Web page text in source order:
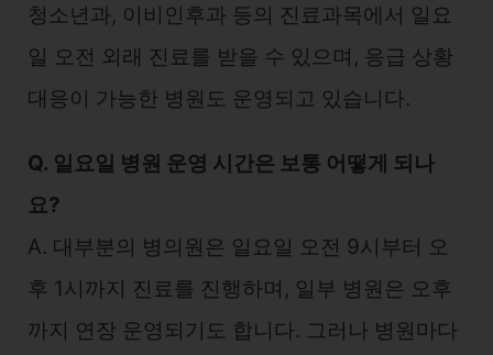
청소년과, 이비인후과 등의 진료과목에서 일요
일 오전 외래 진료를 받을 수 있으며, 응급 상황
대응이 가능한 병원도 운영되고 있습니다.
Q. 일요일 병원 운영 시간은 보통 어떻게 되나
요?
A. 대부분의 병의원은 일요일 오전 9시부터 오
후 1시까지 진료를 진행하며, 일부 병원은 오후
까지 연장 운영되기도 합니다. 그러나 병원마다